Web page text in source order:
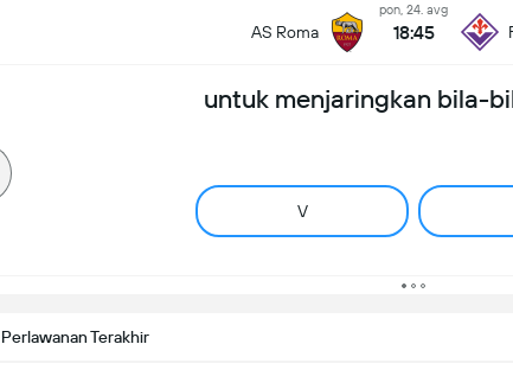
AS Roma
pon, 24. avg
18:45
untuk menjaringkan bila-
V
Perlawanan Terakhir